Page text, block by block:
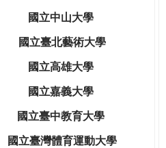
國立中山大學
國立臺北藝術大學
國立高雄大學
國立嘉義大學
國立臺中教育大學
國立臺灣體育運動大學